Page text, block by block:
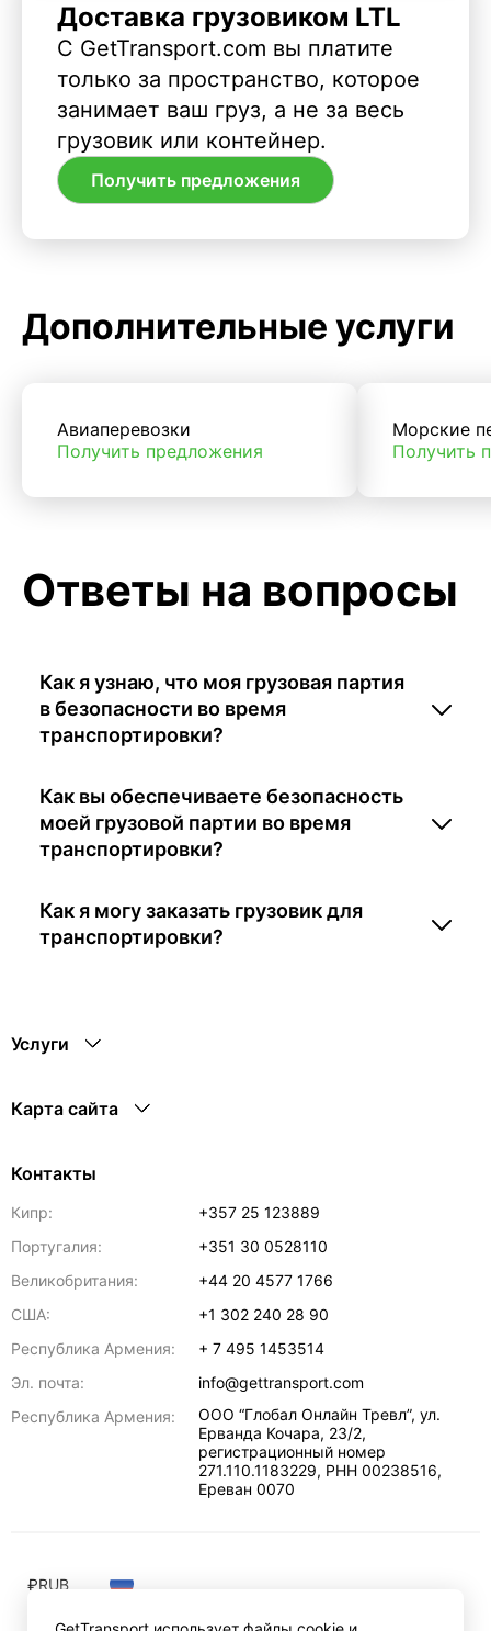
Доставка грузовиком LTL
С GetTransport.com вы платите
только за пространство, которое
занимает ваш груз, а не за весь
грузовик или контейнер.
Получить предложения
Дополнительные услуги
Авиаперевозки
Получить предложения
Морские
Получить
Ответы на вопросы
Как я узнаю, что моя грузовая партия
в безопасности во время
транспортировки?
Как вы обеспечиваете безопасность
моей грузовой партии во время
транспортировки?
Как я могу заказать грузовик для
транспортировки?
Услуги
Карта сайта
Контакты
Кипр:
+357 25 123889
Португалия:
+351 30 0528110
Великобритания:
+44 20 4577 1766
США:
+1 302 240 28 90
Республика Армения:
+ 7 495 1453514
Эл. почта:
info@gettransport.com
Республика Армения:
ООО “Глобал Онлайн Тревл”, ул.
Ерванда Кочара, 23/2,
регистрационный номер
271.110.1183229, РНН 00238516,
Ереван 0070
₽RUB